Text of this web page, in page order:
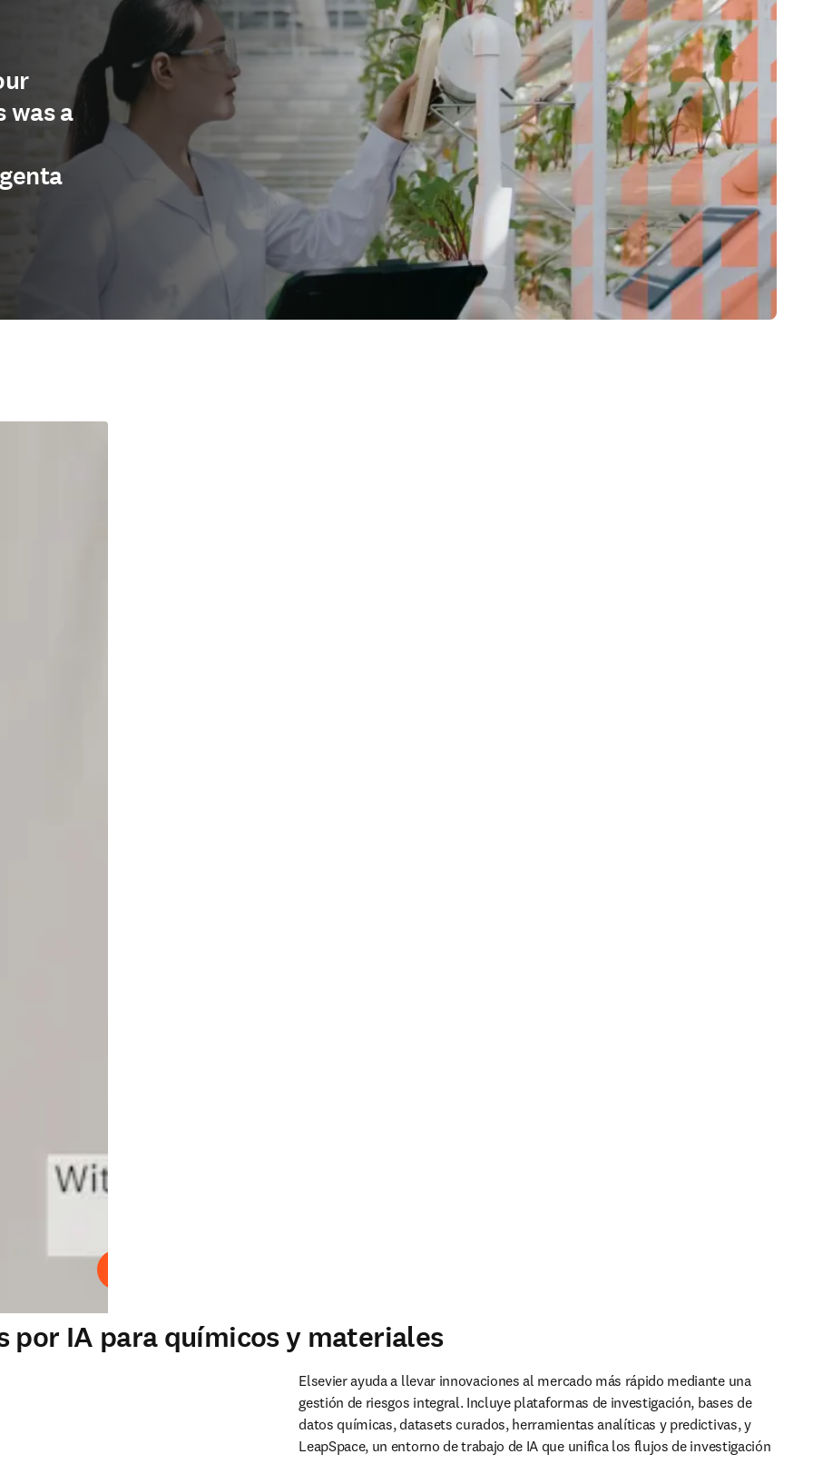
was a
por IA para químicos y materiales
Elsevier ayuda a llevar innovaciones al mercado más rápido mediante una
gestión de riesgos integral. Incluye plataformas de investigación, bases de
datos químicas, datasets curados, herramientas analíticas y predictivas, y
LeapSpace, un entorno de trabajo de IA que unifica los flujos de investigación